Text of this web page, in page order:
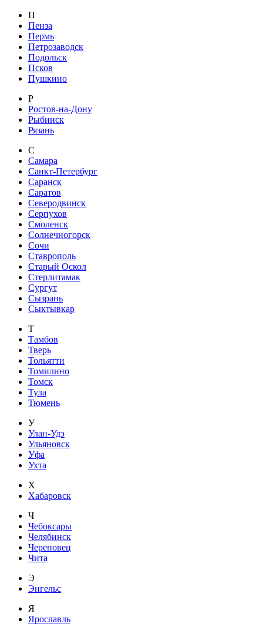
П
Пенза
Пермь
Петрозаводск
Подольск
Псков
Пушкино
Р
Ростов-на-Дону
Рыбинск
Рязань
С
Самара
Санкт-Петербург
Саранск
Саратов
Северодвинск
Серпухов
Смоленск
Солнечногорск
Сочи
Ставрополь
Старый Оскол
Стерлитамак
Сургут
Сызрань
Сыктывкар
Т
Тамбов
Тверь
Тольятти
Томилино
Томск
Тула
Тюмень
У
Улан-Удэ
Ульяновск
Уфа
Ухта
Х
Хабаровск
Ч
Чебоксары
Челябинск
Череповец
Чита
Э
Энгельс
Я
Ярославль